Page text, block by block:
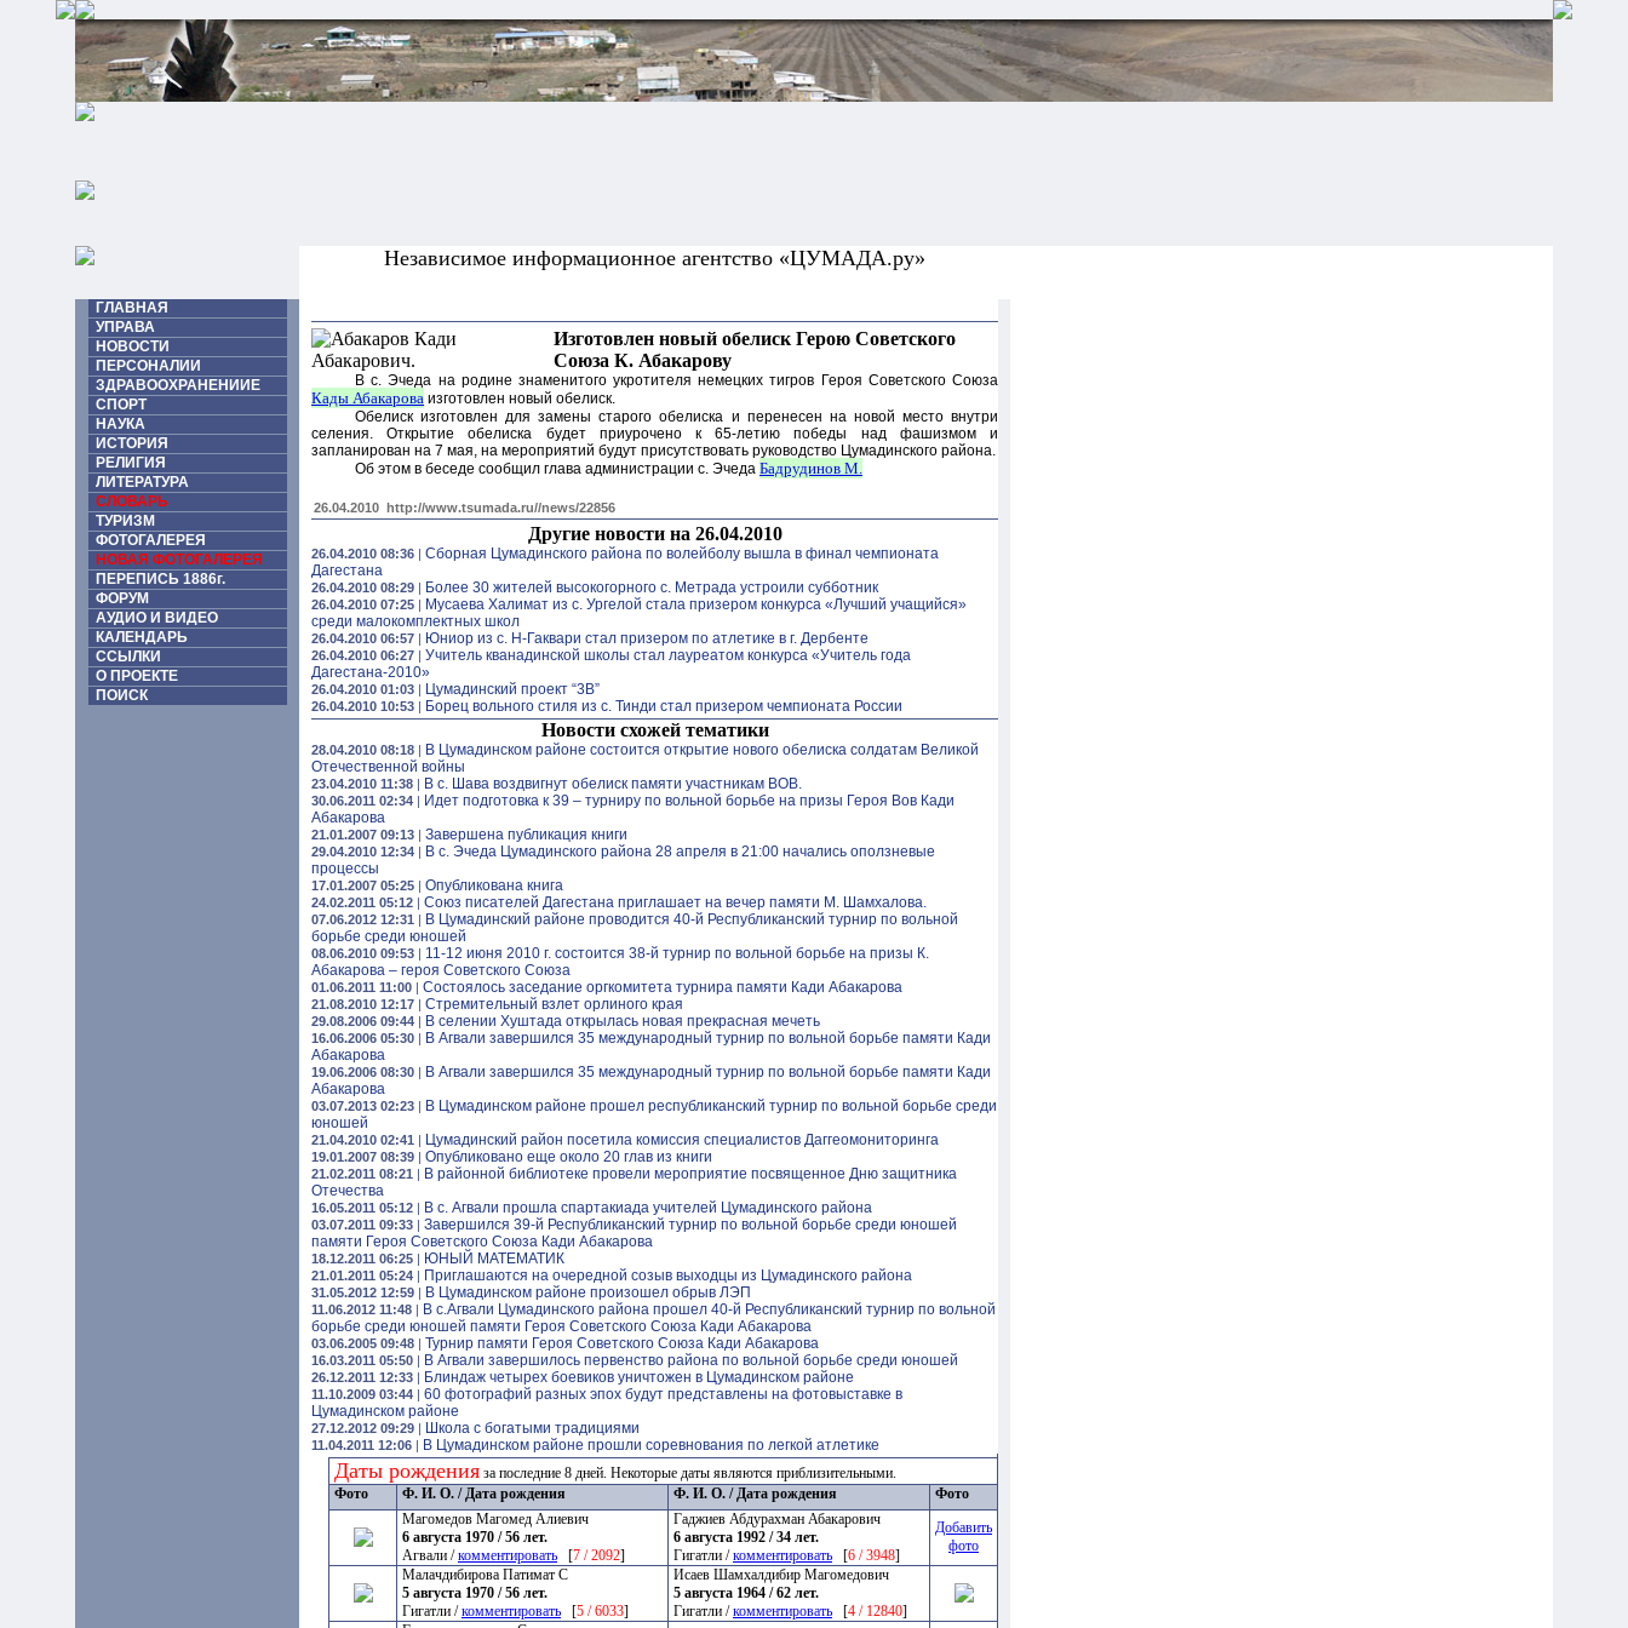
Независимое информационное агентство «ЦУМАДА.ру»
ГЛАВНАЯ
УПРАВА
НОВОСТИ
ПЕРСОНАЛИИ
ЗДРАВООХРАНЕНИИЕ
СПОРТ
НАУКА
ИСТОРИЯ
РЕЛИГИЯ
ЛИТЕРАТУРА
СЛОВАРЬ
ТУРИЗМ
ФОТОГАЛЕРЕЯ
НОВАЯ ФОТОГАЛЕРЕЯ
ПЕРЕПИСЬ 1886г.
ФОРУМ
АУДИО И ВИДЕО
КАЛЕНДАРЬ
ССЫЛКИ
О ПРОЕКТЕ
ПОИСК
Изготовлен новый обелиск Герою Советского
Союза К. Абакарову
В с. Эчеда на родине знаменитого укротителя немецких тигров Героя Советского Союза
Кады Абакарова изготовлен новый обелиск.
Обелиск изготовлен для замены старого обелиска и перенесен на новой место внутри
селения. Открытие обелиска будет приурочено к 65-летию победы над фашизмом и
запланирован на 7 мая, на мероприятий будут присутствовать руководство Цумадинского района.
Об этом в беседе сообщил глава администрации с. Эчеда Бадрудинов М.
26.04.2010 http://www.tsumada.ru//news/22856
Другие новости на 26.04.2010
26.04.2010 08:36 | Сборная Цумадинского района по волейболу вышла в финал чемпионата
Дагестана
26.04.2010 08:29 | Более 30 жителей высокогорного с. Метрада устроили субботник
26.04.2010 07:25 | Мусаева Халимат из с. Ургелой стала призером конкурса «Лучший учащийся»
среди малокомплектных школ
26.04.2010 06:57 | Юниор из с. Н-Гаквари стал призером по атлетике в г. Дербенте
26.04.2010 06:27 | Учитель кванадинской школы стал лауреатом конкурса «Учитель года
Дагестана-2010»
26.04.2010 01:03 | Цумадинский проект “3В”
26.04.2010 10:53 | Борец вольного стиля из с. Тинди стал призером чемпионата России
Новости схожей тематики
28.04.2010 08:18 | В Цумадинском районе состоится открытие нового обелиска солдатам Великой
Отечественной войны
23.04.2010 11:38 | В с. Шава воздвигнут обелиск памяти участникам ВОВ.
30.06.2011 02:34 | Идет подготовка к 39 – турниру по вольной борьбе на призы Героя Вов Кади
Абакарова
21.01.2007 09:13 | Завершена публикация книги
29.04.2010 12:34 | В с. Эчеда Цумадинского района 28 апреля в 21:00 начались оползневые
процессы
17.01.2007 05:25 | Опубликована книга
24.02.2011 05:12 | Союз писателей Дагестана приглашает на вечер памяти М. Шамхалова.
07.06.2012 12:31 | В Цумадинский районе проводится 40-й Республиканский турнир по вольной
борьбе среди юношей
08.06.2010 09:53 | 11-12 июня 2010 г. состоится 38-й турнир по вольной борьбе на призы К.
Абакарова – героя Советского Союза
01.06.2011 11:00 | Состоялось заседание оргкомитета турнира памяти Кади Абакарова
21.08.2010 12:17 | Стремительный взлет орлиного края
29.08.2006 09:44 | В селении Хуштада открылась новая прекрасная мечеть
16.06.2006 05:30 | В Агвали завершился 35 международный турнир по вольной борьбе памяти Кади
Абакарова
19.06.2006 08:30 | В Агвали завершился 35 международный турнир по вольной борьбе памяти Кади
Абакарова
03.07.2013 02:23 | В Цумадинском районе прошел республиканский турнир по вольной борьбе среди
юношей
21.04.2010 02:41 | Цумадинский район посетила комиссия специалистов Даггеомониторинга
19.01.2007 08:39 | Опубликовано еще около 20 глав из книги
21.02.2011 08:21 | В районной библиотеке провели мероприятие посвященное Дню защитника
Отечества
16.05.2011 05:12 | В с. Агвали прошла спартакиада учителей Цумадинского района
03.07.2011 09:33 | Завершился 39-й Республиканский турнир по вольной борьбе среди юношей
памяти Героя Советского Союза Кади Абакарова
18.12.2011 06:25 | ЮНЫЙ МАТЕМАТИК
21.01.2011 05:24 | Приглашаются на очередной созыв выходцы из Цумадинского района
31.05.2012 12:59 | В Цумадинском районе произошел обрыв ЛЭП
11.06.2012 11:48 | В с.Агвали Цумадинского района прошел 40-й Республиканский турнир по вольной
борьбе среди юношей памяти Героя Советского Союза Кади Абакарова
03.06.2005 09:48 | Турнир памяти Героя Советского Союза Кади Абакарова
16.03.2011 05:50 | В Агвали завершилось первенство района по вольной борьбе среди юношей
26.12.2011 12:33 | Блиндаж четырех боевиков уничтожен в Цумадинском районе
11.10.2009 03:44 | 60 фотографий разных эпох будут представлены на фотовыставке в
Цумадинском районе
27.12.2012 09:29 | Школа с богатыми традициями
11.04.2011 12:06 | В Цумадинском районе прошли соревнования по легкой атлетике
Даты рождения за последние 8 дней. Некоторые даты являются приблизительными.
Фото
Ф. И. О. / Дата рождения Ф. И. О. / Дата рождения
Фото
Магомедов Магомед Алиевич
6 августа 1970 / 56 лет.
Агвали /комментировать [7 / 2092]
Гаджиев Абдурахман Абакарович
6 августа 1992 / 34 лет.
Гигатли /комментировать [6 / 3948]
Добавить
фото
Малачдибирова Патимат С
5 августа 1970 / 56 лет.
Гигатли /комментировать [5 / 6033]
Исаев Шамхалдибир Магомедович
5 августа 1964 / 62 лет.
Гигатли /комментировать [4 / 12840]